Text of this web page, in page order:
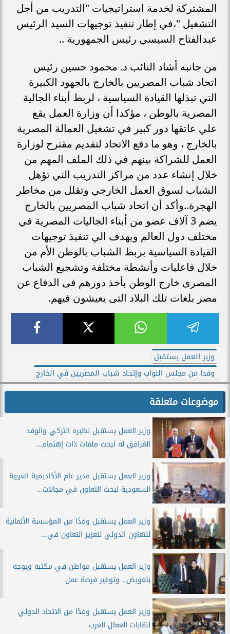
المشتركة لخدمة استراتيجيات "التدريب من أجل
التشغيل "،في إطار تنفيذ توجيهات السيد الرئيس
عبدالفتاح السيسي رئيس الجمهورية ..
من جانبه أشاد النائب د. محمود حسين رئيس
اتحاد شباب المصريين بالخارج بالجهود الكبيرة
التي تبذلها القيادة السياسية ، لربط أبناء الجالية
المصرية بالوطن ، مؤكدا أن وزارة العمل يقع
علي عاتقها دور كبير في تشغيل العمالة المصرية
بالخارج ، وهو ما دفع الاتحاد لتقديم مقترح لوزارة
العمل للشراكة بينهم في ذلك الملف المهم من
خلال إنشاء عدد من مراكز التدريب التي تؤهل
الشباب لسوق العمل الخارجي وتقلل من مخاطر
الهجرة..وأكد أن اتحاد شباب المصريين بالخارج
يضم 3 آلاف عضو من أبناء الجاليات المصرية في
مختلف دول العالم ويهدف الي تنفيذ توجيهات
القيادة السياسية بربط الشباب بالوطن الأم من
خلال فاعليات وأنشطة مختلفة وتشجيع الشباب
المصرى خارج الوطن بأخذ دورهم فى الدفاع عن
مصر بلغات تلك البلاد التى يعيشون فيهم.
وزير العمل يستقبل
وفدا من مجلس النواب وإتحاد شباب المصريين في الخارج
موضوعات متعلقة
وزير العمل يستقبل نظيره التركي والوفد
المُرافق له لبحث ملفات ذات إهتمام...
وزير العمل يستقبل مدير عام الأكاديمية العربية
السعودية لبحث التعاون في مجالات...
وزير العمل يستقبل وفدًا من المؤسسة الألمانية
للتعاون الدولي لتعزيز التعاون في...
وزير العمل يستقبل مواطن في مكتبه ويوجه
بتعويض.. وتوفير فرصة عمل
وزير العمل يستقبل وفدًا من الاتحاد الدولي
لنقابات العمال العرب